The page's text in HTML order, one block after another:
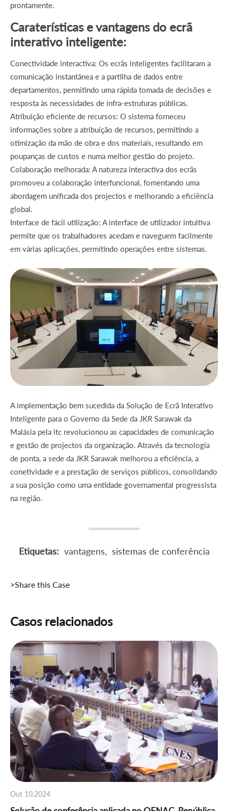
prontamente.
Caraterísticas e vantagens do ecrã
interativo inteligente:
Conectividade interactiva: Os ecrãs inteligentes facilitaram a
comunicação instantânea e a partilha de dados entre
departamentos, permitindo uma rápida tomada de decisões e
resposta às necessidades de infra-estruturas públicas.
Atribuição eficiente de recursos: O sistema forneceu
informações sobre a atribuição de recursos, permitindo a
otimização da mão de obra e dos materiais, resultando em
poupanças de custos e numa melhor gestão do projeto.
Colaboração melhorada: A natureza interactiva dos ecrãs
promoveu a colaboração interfuncional, fomentando uma
abordagem unificada dos projectos e melhorando a eficiência
global.
Interface de fácil utilização: A interface de utilizador intuitiva
permite que os trabalhadores acedam e naveguem facilmente
em várias aplicações, permitindo operações entre sistemas.
A implementação bem sucedida da Solução de Ecrã Interativo
Inteligente para o Governo da Sede da JKR Sarawak da
Malásia pela itc revolucionou as capacidades de comunicação
e gestão de projectos da organização. Através da tecnologia
de ponta, a sede da JKR Sarawak melhorou a eficiência, a
conetividade e a prestação de serviços públicos, consolidando
a sua posição como uma entidade governamental progressista
na região.
Etiquetas: vantagens, sistemas de conferência
>Share this Case
Casos relacionados
Out 10,2024